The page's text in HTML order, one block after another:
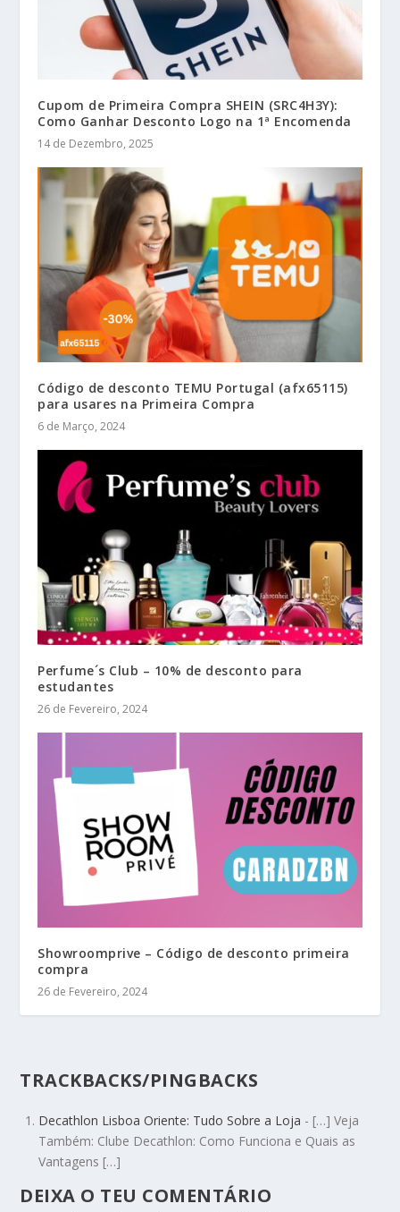
Cupom de Primeira Compra SHEIN (SRC4H3Y):
Como Ganhar Desconto Logo na 1ª Encomenda
14 de Dezembro, 2025
Código de desconto TEMU Portugal (afx65115)
para usares na Primeira Compra
6 de Março, 2024
Perfume´s Club – 10% de desconto para
estudantes
26 de Fevereiro, 2024
Showroomprive – Código de desconto primeira
compra
26 de Fevereiro, 2024
TRACKBACKS/PINGBACKS
Decathlon Lisboa Oriente: Tudo Sobre a Loja - […] Veja
Também: Clube Decathlon: Como Funciona e Quais as
Vantagens […]
DEIXA O TEU COMENTÁRIO